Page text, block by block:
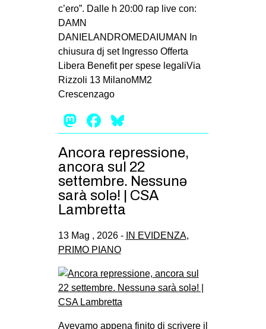
c’ero”. Dalle h 20:00 rap live con:
DAMN
DANIELANDROMEDAIUMAN In
chiusura dj set Ingresso Offerta
Libera Benefit per spese legaliVia
Rizzoli 13 MilanoMM2
Crescenzago
Mastodon
Facebook
Ancora repressione,
ancora sul 22
settembre. Nessunə
sarà solə! | CSA
Lambretta
13 Mag , 2026 - IN EVIDENZA,
PRIMO PIANO
Avevamo appena finito di scrivere il